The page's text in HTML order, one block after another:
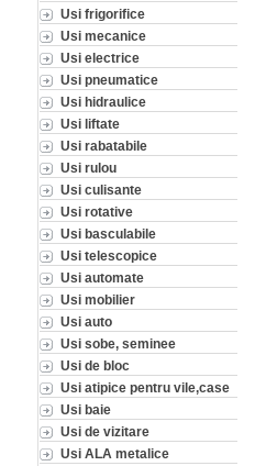
Usi frigorifice
Usi mecanice
Usi electrice
Usi pneumatice
Usi hidraulice
Usi liftate
Usi rabatabile
Usi rulou
Usi culisante
Usi rotative
Usi basculabile
Usi telescopice
Usi automate
Usi mobilier
Usi auto
Usi sobe, seminee
Usi de bloc
Usi atipice pentru vile,case
Usi baie
Usi de vizitare
Usi ALA metalice